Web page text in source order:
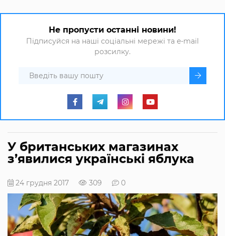
Не пропусти останні новини!
Підписуйся на наші соціальні мережі та e-mail
розсилку.
У британських магазинах
з’явилися українські яблука
24 грудня 2017 309 0